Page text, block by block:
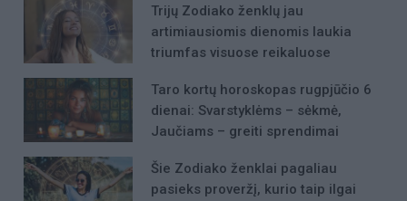
Trijų Zodiako ženklų jau
artimiausiomis dienomis laukia
triumfas visuose reikaluose
Taro kortų horoskopas rugpjūčio 6
dienai: Svarstyklėms – sėkmė,
Jaučiams – greiti sprendimai
Šie Zodiako ženklai pagaliau
pasieks proveržį, kurio taip ilgai